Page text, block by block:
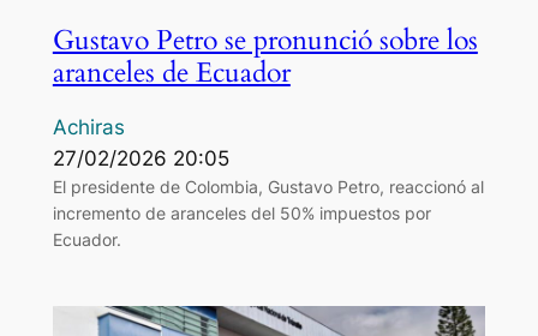
Gustavo Petro se pronunció sobre los
aranceles de Ecuador
Achiras
27/02/2026 20:05
El presidente de Colombia, Gustavo Petro, reaccionó al
incremento de aranceles del 50% impuestos por
Ecuador.